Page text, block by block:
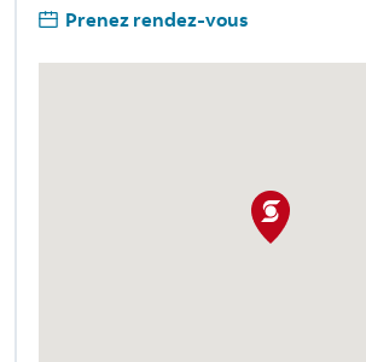
Prenez rendez-vous